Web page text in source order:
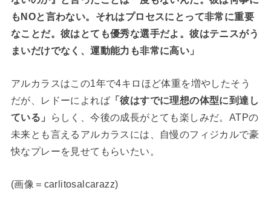
もNOと言わない。それはプロセスにとって非常に重要
なことだ。彼はとても優秀な選手だよ。彼はテニスがう
まいだけでなく、運動能力も非常に高い」
アルカラスはこの1年で4キロほど体重を増やしたそう
だが、レドーによれば「彼はすでに理想の体型に到達し
ている」
らしく、今後の成長がとても楽しみだ。ATPの
未来とも言えるアルカラスには、自慢のフィジカルで豪
快なプレーを見せてもらいたい。
(画像＝carlitosalcarazz)